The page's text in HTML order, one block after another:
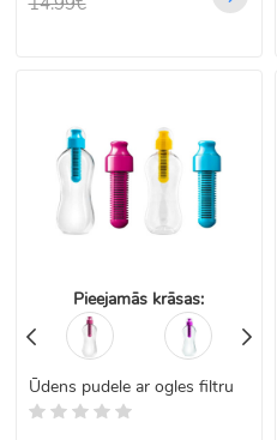
Pieejamās krāsas:
Ūdens pudele ar ogles filtru